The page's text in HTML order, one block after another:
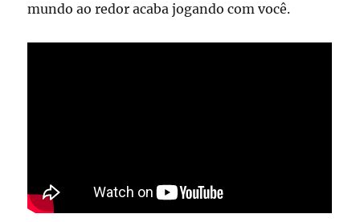
mundo ao redor acaba jogando com você.